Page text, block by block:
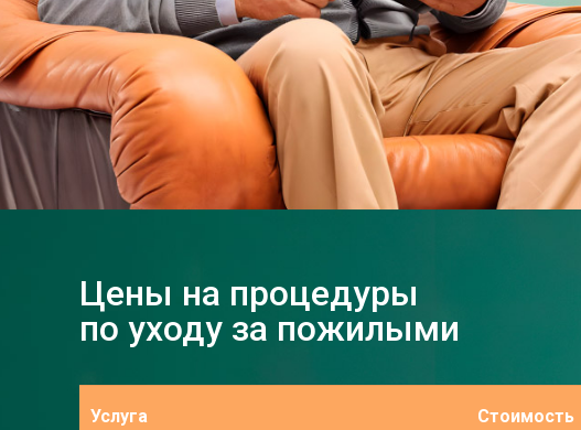
Цены на процедуры
по уходу за пожилыми
Услуга Стоимость